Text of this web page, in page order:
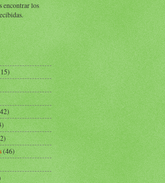
encontrar los
(46)